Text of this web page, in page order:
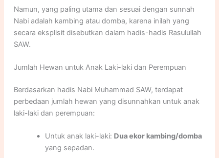
Namun, yang paling utama dan sesuai dengan sunnah
Nabi adalah kambing atau domba, karena inilah yang
secara eksplisit disebutkan dalam hadis-hadis Rasulullah
SAW.
Jumlah Hewan untuk Anak Laki-laki dan Perempuan
Berdasarkan hadis Nabi Muhammad SAW, terdapat
perbedaan jumlah hewan yang disunnahkan untuk anak
laki-laki dan perempuan:
Untuk anak laki-laki: Dua ekor kambing/domba
yang sepadan.